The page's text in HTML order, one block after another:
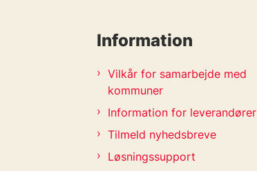
Information
Vilkår for samarbejde med
kommuner
Information for leverandører
Tilmeld nyhedsbreve
Løsningssupport